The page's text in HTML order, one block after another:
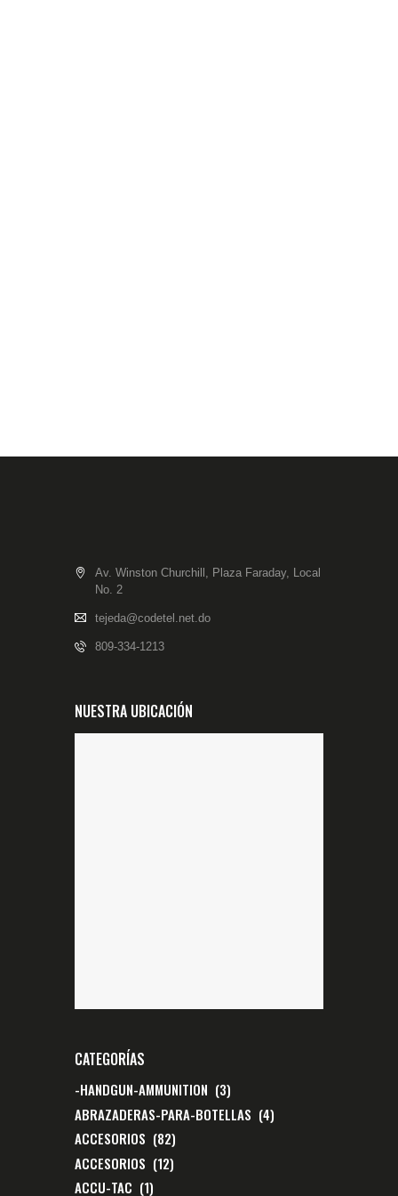
Av. Winston Churchill, Plaza Faraday, Local
No. 2
tejeda@codetel.net.do
809-334-1213
NUESTRA UBICACIÓN
CATEGORÍAS
-HANDGUN-AMMUNITION (3)
ABRAZADERAS-PARA-BOTELLAS (4)
ACCESORIOS (82)
ACCESORIOS (12)
ACCU-TAC (1)